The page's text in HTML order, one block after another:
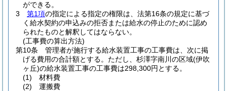
ができる。
3
第1項の指定による指定の権限は、法第16条の規定に基づ
く給水契約の申込みの拒否または給水の停止のために認め
られたものと解釈してはならない。
(工事費の算出方法)
第10条
管理者が施行する給水装置工事の工事費は、次に掲
げる費用の合計額とする。 ただし、杉澤字南川の区域(伊吹
ヶ丘)の給水装置工事の工事費は298,300円とする。
(1)
材料費
(2)
運搬費